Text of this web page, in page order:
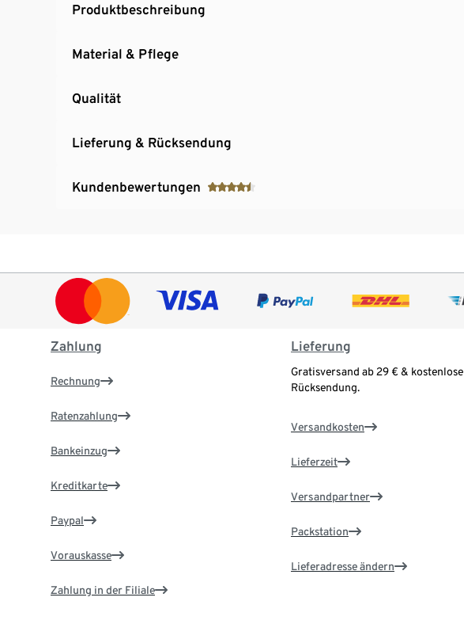
Produktbeschreibung
Material & Pflege
Qualität
Lieferung & Rücksendung
Kundenbewertungen
Zahlung
Rechnung
Ratenzahlung
Bankeinzug
Kreditkarte
Paypal
Vorauskasse
Zahlung in der Filiale
Lieferung
Gratisversand ab 29 € & kostenlose
Rücksendung.
Versandkosten
Lieferzeit
Versandpartner
Packstation
Lieferadresse ändern